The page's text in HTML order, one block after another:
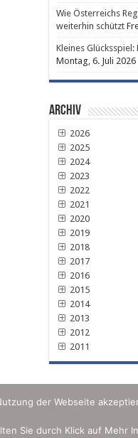
Wie Österreichs
weiterhin schützt
Kleines
Montag, 6. Juli 2026
Archiv
2026
2025
2024
2023
2022
2021
2020
2019
2018
2017
2016
2015
2014
2013
2012
2011
der Webseite
Sie durch Klick auf Mehr